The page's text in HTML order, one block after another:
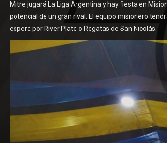
Mitre jugará La Liga Argentina y hay fiesta en
potencial de un gran rival. El equipo misionero
espera por River Plate o Regatas de San Nicolás.